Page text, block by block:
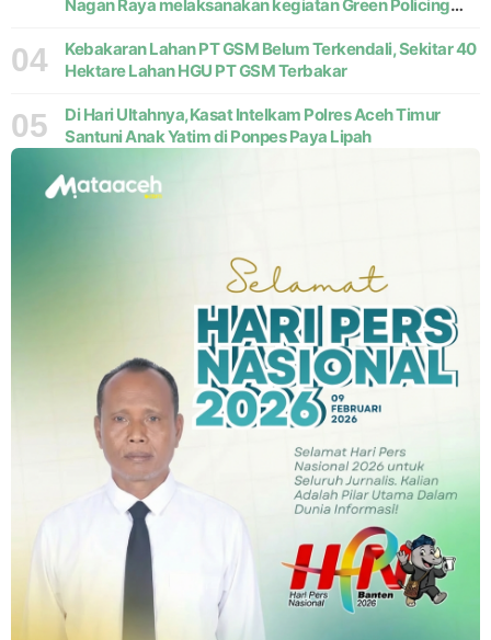
Nagan Raya melaksanakan kegiatan Green Policing
Kecamatan Beutong, Kabupaten
04
Kebakaran Lahan PT GSM Belum Terkendali, Sekitar 40
Hektare Lahan HGU PT GSM Terbakar
05
Di Hari Ultahnya,Kasat Intelkam Polres Aceh Timur
Santuni Anak Yatim di Ponpes Paya Lipah